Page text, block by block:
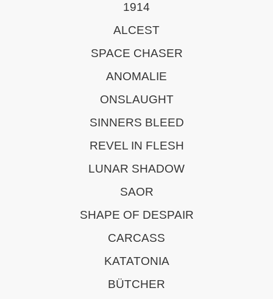
1914
ALCEST
SPACE CHASER
ANOMALIE
ONSLAUGHT
SINNERS BLEED
REVEL IN FLESH
LUNAR SHADOW
SAOR
SHAPE OF DESPAIR
CARCASS
KATATONIA
BÜTCHER